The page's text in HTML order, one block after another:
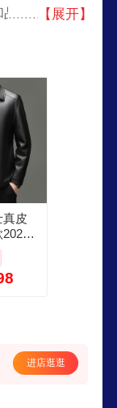
质生活的独
裤、卫衣、
【展开】
真皮
2025
绒
克
翻
进店逛逛